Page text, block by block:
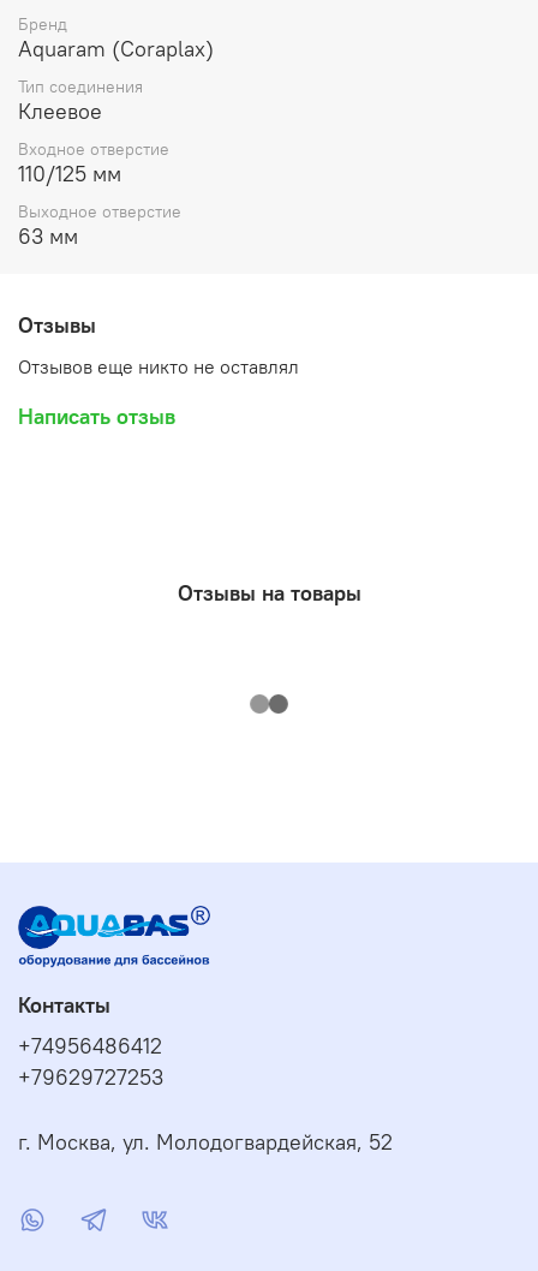
Бренд
Aquaram (Coraplax)
Тип соединения
Клеевое
Входное отверстие
110/125 мм
Выходное отверстие
63 мм
Отзывы
Отзывов еще никто не оставлял
Написать отзыв
Отзывы на товары
Контакты
+74956486412
+79629727253
г. Москва, ул. Молодогвардейская, 52